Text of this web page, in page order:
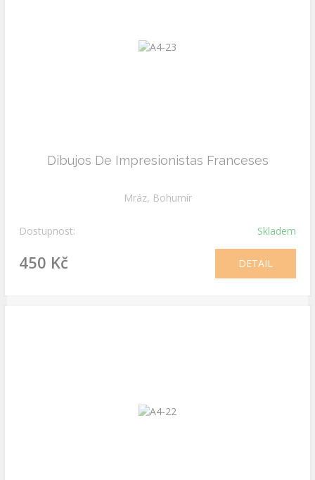
Dibujos De Impresionistas Franceses
Mráz, Bohumír
Dostupnost: Skladem
450 Kč DETAIL